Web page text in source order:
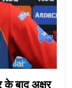
बाद अक्षर